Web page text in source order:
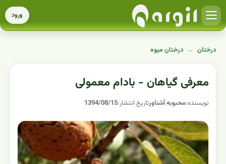
ورود
درختان ← درختان میوه
معرفی گیاهان - بادام معمولی
نویسنده:محبوبه آشناورتاریخ انتشار:1394/08/15